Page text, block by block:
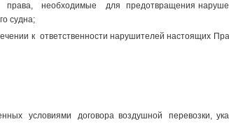
необходимые для предотвращения
судна;
к ответственности нарушителей настоящих
условиями договора воздушной перевозки,